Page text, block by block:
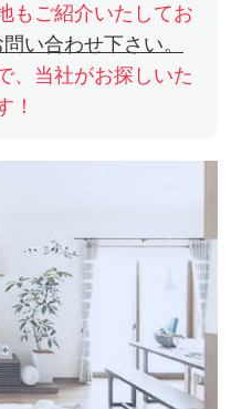
もご紹介いたしてお
い合わせ下さい。
、当社がお探しいた
！